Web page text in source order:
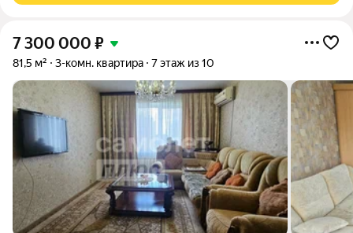
7 300 000 ₽
81,5 м² 3-комн. квартира 7 этаж из 10